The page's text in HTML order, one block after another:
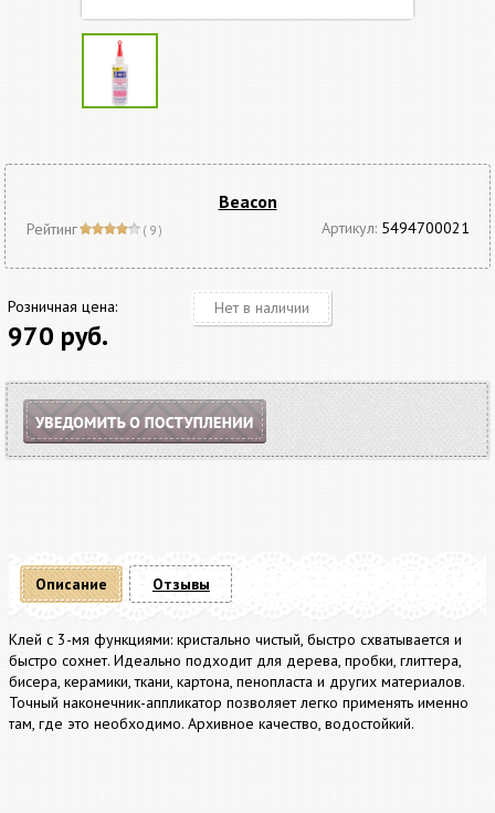
Beacon
Рейтинг ( 9 ) Артикул: 5494700021
Розничная цена:
970 руб.
Нет в наличии
Описание
Клей с 3-мя функциями: кристально чистый, быстро схватывается и
быстро сохнет. Идеально подходит для дерева, пробки, глиттера,
бисера, керамики, ткани, картона, пенопласта и других материалов.
Точный наконечник-аппликатор позволяет легко применять именно
там, где это необходимо. Архивное качество, водостойкий.
Отзывы